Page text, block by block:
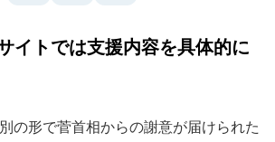
イトでは支援内容を具体的に
の形で菅首相からの謝意が届けられた